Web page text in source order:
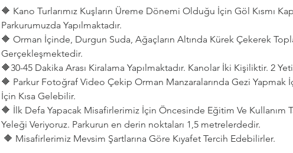
🔶 Kano Turlarımız Kuşların Üreme Dönemi Olduğu İçin Göl Kısmı
Parkurumuzda Yapılmaktadır.
🔶 Orman İçinde, Durgun Suda, Ağaçların Altında Kürek Çekerek
Gerçekleşmektedir.
🔶30-45 Dakika Arası Kiralama Yapılmaktadır. Kanolar İki Kişiliktir. 2
🔶 Parkur Fotoğraf Video Çekip Orman Manzaralarında Gezi Yapmak
İçin Kısa Gelebilir.
🔶 İlk Defa Yapacak Misafirlerimiz İçin Öncesinde Eğitim Ve Kullanım
Yeleği Veriyoruz. Parkurun en derin noktaları 1,5 metrelerdedir.
🔶 Misafirlerimiz Mevsim Şartlarına Göre Kıyafet Tercih Edebilirler.